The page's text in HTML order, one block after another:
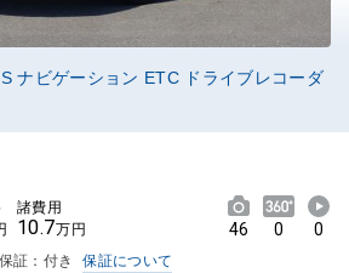
ナビゲーション ETC ドライブレコーダ
諸費用
10.7万円 46 0 0
証：付き 保証について